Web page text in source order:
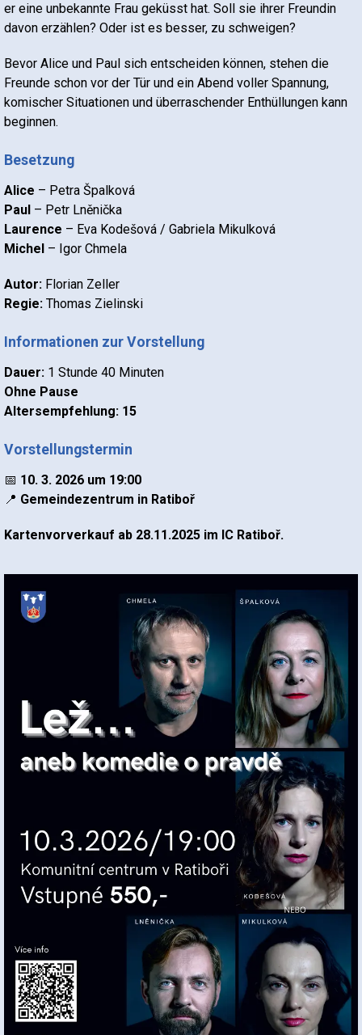
er eine unbekannte Frau geküsst hat. Soll sie ihrer Freundin
davon erzählen? Oder ist es besser, zu schweigen?
Bevor Alice und Paul sich entscheiden können, stehen die
Freunde schon vor der Tür und ein Abend voller Spannung,
komischer Situationen und überraschender Enthüllungen kann
beginnen.
Besetzung
Alice – Petra Špalková
Paul – Petr Lněnička
Laurence – Eva Kodešová / Gabriela Mikulková
Michel – Igor Chmela
Autor: Florian Zeller
Regie: Thomas Zielinski
Informationen zur Vorstellung
Dauer: 1 Stunde 40 Minuten
Ohne Pause
Altersempfehlung: 15
Vorstellungstermin
📅 10. 3. 2026 um 19:00
📍 Gemeindezentrum in Ratiboř
Kartenvorverkauf ab 28.11.2025 im IC Ratiboř.